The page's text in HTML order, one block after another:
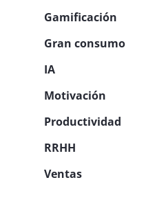
Gamificación
Gran consumo
IA
Motivación
Productividad
RRHH
Ventas